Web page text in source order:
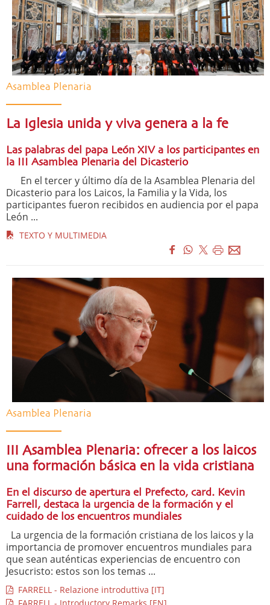
Asamblea Plenaria
La Iglesia unida y viva genera a la fe
Las palabras del papa León XIV a los participantes en
la III Asamblea Plenaria del Dicasterio
En el tercer y último día de la Asamblea Plenaria del
Dicasterio para los Laicos, la Familia y la Vida, los
participantes fueron recibidos en audiencia por el papa
León ...
TEXTO Y MULTIMEDIA
Asamblea Plenaria
III Asamblea Plenaria: ofrecer a los laicos
una formación básica en la vida cristiana
En el discurso de apertura el Prefecto, card. Kevin
Farrell, destaca la urgencia de la formación y el
cuidado de los encuentros mundiales
La urgencia de la formación cristiana de los laicos y la
importancia de promover encuentros mundiales para
que sean auténticas experiencias de encuentro con
Jesucristo: estos son los temas ...
FARRELL - Relazione introduttiva [IT]
FARRELL - Introductory Remarks [EN]